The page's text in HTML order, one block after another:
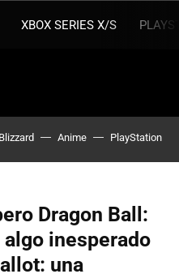
XBOX SERIES X/S
Blizzard Anime PlayStation
Dragon Ball:
inesperado
una